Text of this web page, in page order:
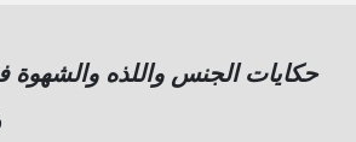
حكايات الجنس واللذه والشهوة